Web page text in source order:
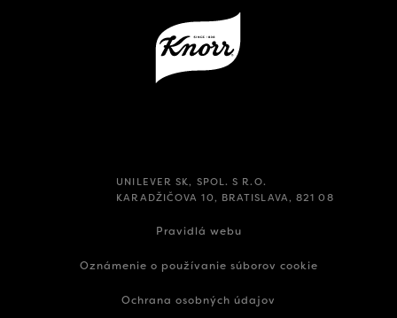
UNILEVER SK, SPOL. S R.O.
KARADŽIČOVA 10, BRATISLAVA, 821 08
Pravidlá webu
Oznámenie o používanie súborov cookie
Ochrana osobných údajov